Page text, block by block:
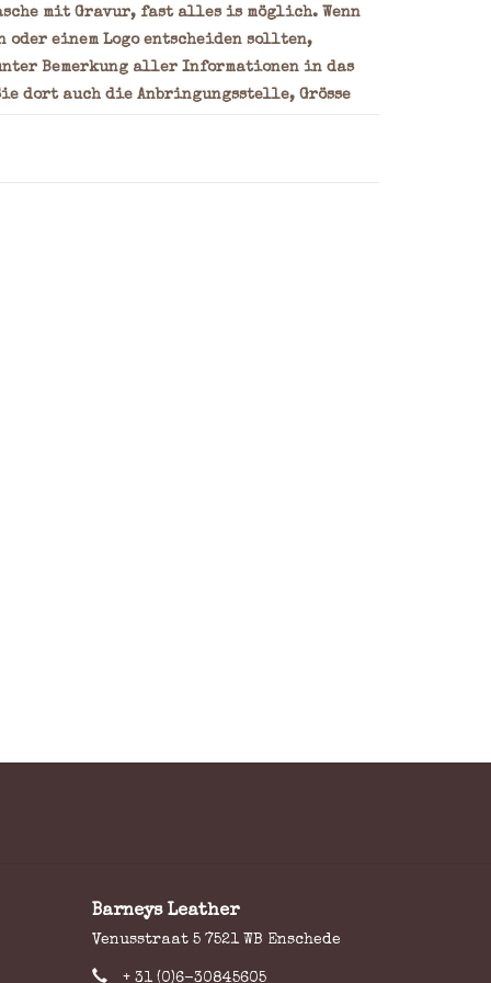
mit Gravur, fast alles is möglich. Wenn
einem Logo entscheiden sollten,
Bemerkung aller Informationen in das
dort auch die Anbringungsstelle, Grösse
Barneys Leather
Venusstraat 5 7521 WB Enschede
+ 31 (0)6-30845605